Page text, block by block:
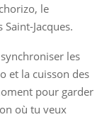
le
Jacques.
les
et la cuisson des
pour garder
où tu veux